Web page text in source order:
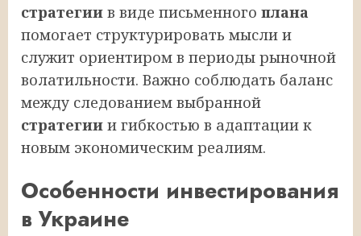
стратегии в виде письменного плана
помогает структурировать мысли и
служит ориентиром в периоды рыночной
волатильности. Важно соблюдать баланс
между следованием выбранной
стратегии и гибкостью в адаптации к
новым экономическим реалиям.
Особенности инвестирования
в Украине